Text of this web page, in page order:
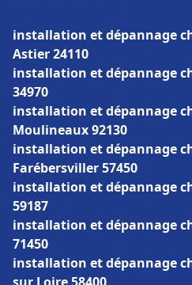
installation et dépannage
Astier 24110
installation et dépannage
34970
installation et dépannage
Moulineaux 92130
installation et dépannage
Farébersviller 57450
installation et dépannage
59187
installation et dépannage
71450
installation et dépannage